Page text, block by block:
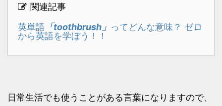
関連記事
英単語 「toothbrush」 ってどんな意味？ ゼロ
から英語を学ぼう！！
日常生活でも使うことがある言葉になりますので、